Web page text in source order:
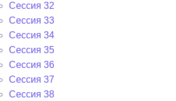
Сессия 32
Сессия 33
Сессия 34
Сессия 35
Сессия 36
Сессия 37
Сессия 38